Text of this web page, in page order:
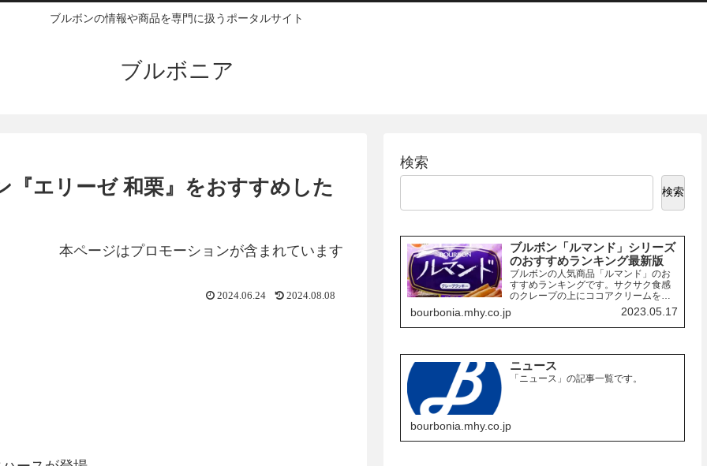
ブルボンの情報や商品を専門に扱うポータルサイト
ブルボニア
エリーゼ 和栗』をおすすめした
本ページはプロモーションが含まれています
2024.06.24 2024.08.08
検索
検索
ブルボン「ルマンド」シリーズ
のおすすめランキング最新版
ブルボンの人気商品「ルマンド」のお
すすめランキングです。サクサク食感
のクレープの上にココアクリームを絞
り、チョコレートでコーティングした
お菓子「ルマンド」には、様々なフレ
ーバーの商品があります。ここでは、
bourbonia.mhy.co.jp 2023.05.17
ニュース
「ニュース」の記事一覧です。
bourbonia.mhy.co.jp